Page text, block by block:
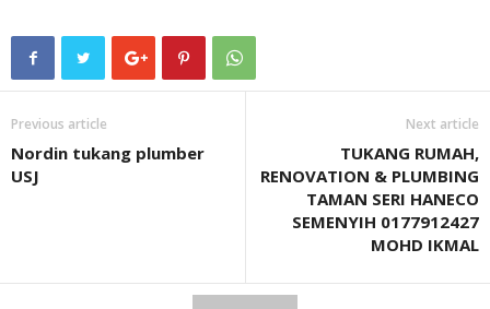
Previous article
Nordin tukang plumber
USJ
Next article
TUKANG RUMAH,
RENOVATION & PLUMBING
TAMAN SERI HANECO
SEMENYIH 0177912427
MOHD IKMAL